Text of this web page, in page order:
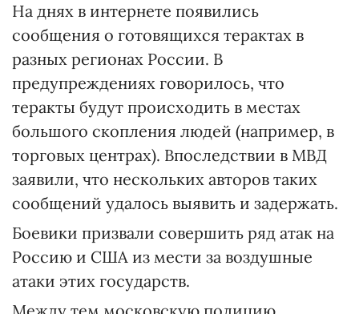
На днях в интернете появились
сообщения о готовящихся терактах в
разных регионах России. В
предупреждениях говорилось, что
теракты будут происходить в местах
большого скопления людей (например, в
торговых центрах). Впоследствии в МВД
заявили, что нескольких авторов таких
сообщений удалось выявить и задержать.
Боевики призвали совершить ряд атак на
Россию и США из мести за воздушные
атаки этих государств.